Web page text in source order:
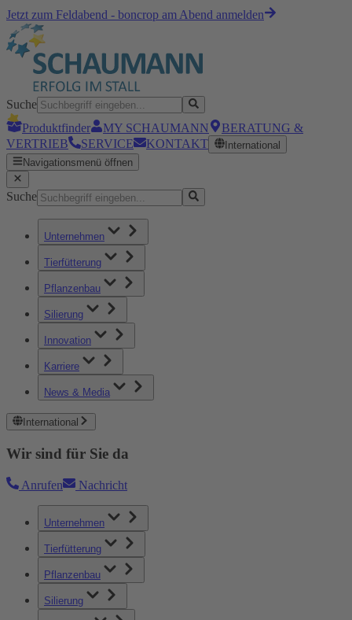
Jetzt zum Feldabend - boncrop am Abend anmelden
Suche
Produktfinder
MY SCHAUMANN
BERATUNG &
VERTRIEB
SERVICE KONTAKT
International
Navigationsmenü öffnen
Suche
Unternehmen
Tierfütterung
Pflanzenbau
Silierung
Innovation
Karriere
News & Media
International
Wir sind für Sie da
Anrufen Nachricht
Unternehmen
Tierfütterung
Pflanzenbau
Silierung